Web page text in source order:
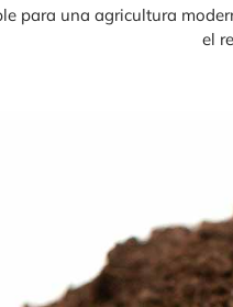
para una agricultura
el